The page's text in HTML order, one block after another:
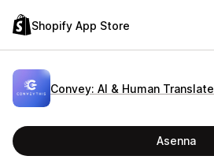
Shopify App Store
Convey: AI & Human Translate
Asenna